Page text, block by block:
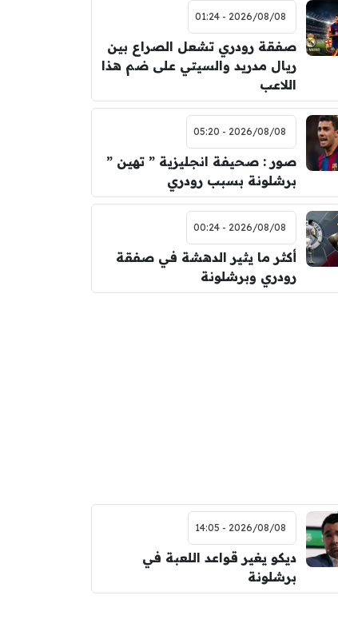
2026/08/08 - 01:24
صفقة رودري تشعل الصراع بين
ريال مدريد والسيتي على ضم هذا
اللاعب
2026/08/08 - 05:20
صور : صحيفة انجليزية ” تهين ”
برشلونة بسبب رودري
2026/08/08 - 00:24
أكثر ما يثير الدهشة في صفقة
رودري وبرشلونة
2026/08/08 - 14:05
ديكو يغير قواعد اللعبة في
برشلونة